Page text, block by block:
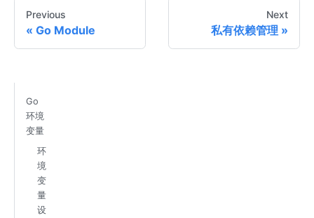
Previous
Go Module
Next
私有依赖管理
Go
环境
变量
环
境
变
量
设